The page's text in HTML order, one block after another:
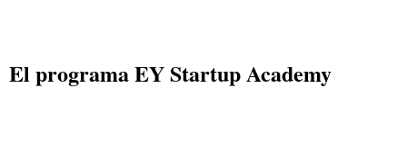
El programa EY Startup Academy